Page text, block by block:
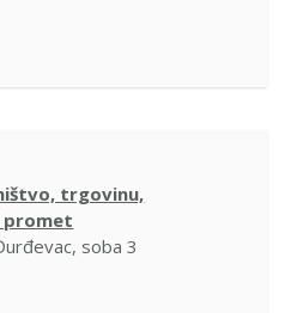
trgovinu,
soba 3